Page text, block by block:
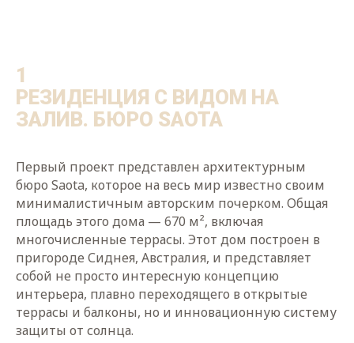
1
РЕЗИДЕНЦИЯ С ВИДОМ НА
ЗАЛИВ. БЮРО SAOTA
Первый проект представлен архитектурным
бюро Saota, которое на весь мир известно своим
минималистичным авторским почерком. Общая
площадь этого дома — 670 м², включая
многочисленные террасы. Этот дом построен в
пригороде Сиднея, Австралия, и представляет
собой не просто интересную концепцию
интерьера, плавно переходящего в открытые
террасы и балконы, но и инновационную систему
защиты от солнца.